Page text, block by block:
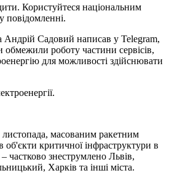
Користуйтеся національним
повідомленні.
Садовий написав у Telegram,
обмежили роботу частини сервісів,
для можливості здійснювати
листопада, масованим ракетним
об'єкти критичної інфраструктури в
частково знеструмлено Львів,
Харків та інші міста.